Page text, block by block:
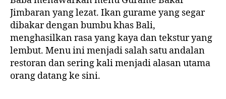
Jimbaran yang lezat. Ikan gurame yang segar
dibakar dengan bumbu khas Bali,
menghasilkan rasa yang kaya dan tekstur yang
lembut. Menu ini menjadi salah satu andalan
restoran dan sering kali menjadi alasan utama
orang datang ke sini.